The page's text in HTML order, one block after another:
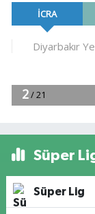
Süper
Süper Lig